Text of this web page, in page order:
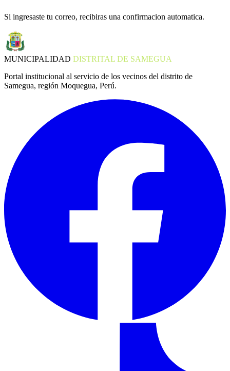
Si ingresaste tu correo, recibiras una confirmacion automatica.
MUNICIPALIDAD DISTRITAL DE SAMEGUA
Portal institucional al servicio de los vecinos del distrito de
Samegua, región Moquegua, Perú.